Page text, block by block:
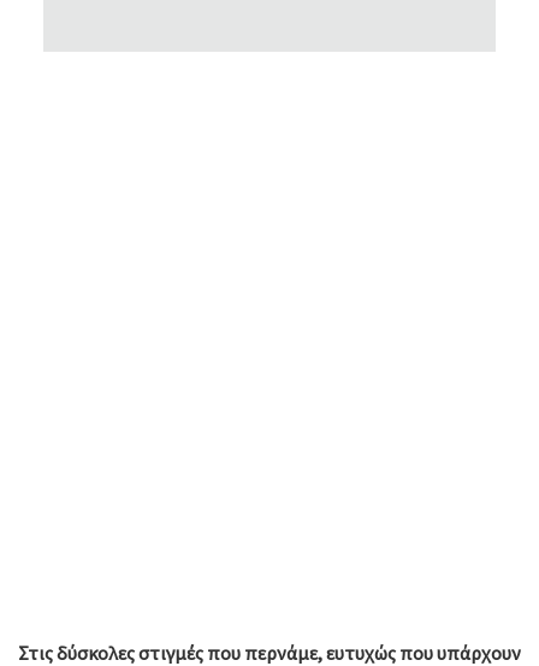
Στις δύσκολες στιγμές που περνάμε, ευτυχώς που υπάρχουν